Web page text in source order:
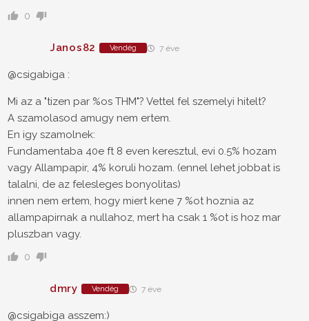
0
Janos82 Vendég 7 éve
@csigabiga :
Mi az a "tizen par %os THM"? Vettel fel szemelyi hitelt?
A szamolasod amugy nem ertem.
En igy szamolnek:
Fundamentaba 40e ft 8 even keresztul, evi 0.5% hozam
vagy Allampapir, 4% koruli hozam. (ennel lehet jobbat is
talalni, de az felesleges bonyolitas)
innen nem ertem, hogy miert kene 7 %ot hoznia az
allampapirnak a nullahoz, mert ha csak 1 %ot is hoz mar
pluszban vagy.
0
dmry Vendég 7 éve
@csigabiga asszem:)